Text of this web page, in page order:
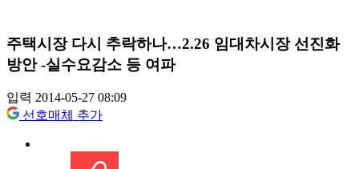
주택시장 다시 추락하나…2.26 임대차시장 선진화
방안 -실수요감소 등 여파
입력 2014-05-27 08:09
선호매체 추가